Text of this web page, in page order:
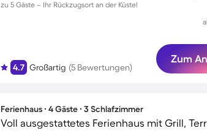
zu 5 Gäste – Ihr Rückzugsort an der Küste!
4.7 Großartig (5 Bewertungen)
Zum
Ferienhaus ∙ 4 Gäste ∙ 3 Schlafzimmer